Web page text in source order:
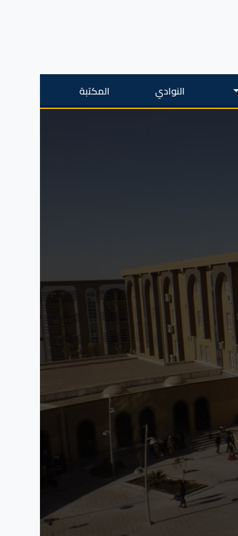
النوادي المكتبة